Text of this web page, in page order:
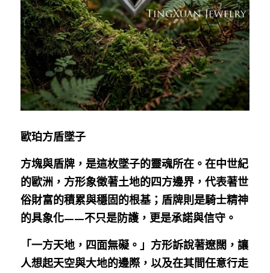
歐珀方盾墜子
方塊與盾牌，是這枚墜子的靈魂所在。在中世紀
的歐洲，方形象徵著土地的四方邊界，代表著世
俗財富的積累與穩固的根基；盾牌則是騎士精神
的具象化——不只是防護，更是承諾與信守。
「一方天地，四面無礙。」方形訴說著遼闊，讓
人想起天空與大地的邊際，以及在其間任意行走